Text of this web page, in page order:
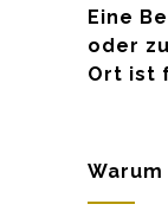
Eine
oder
Ort ist
Warum